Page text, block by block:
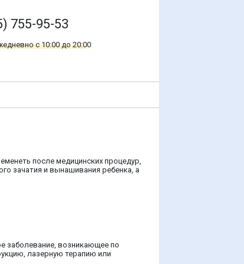
755-95-53
с 10:00 до 20:00
после медицинских процедур,
зачатия и вынашивания ребенка, а
заболевание, возникающее по
лазерную терапию или